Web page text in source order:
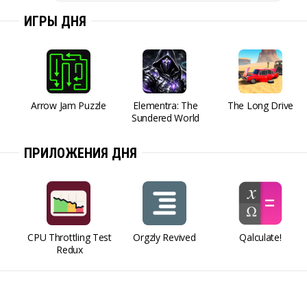
ИГРЫ ДНЯ
Arrow Jam Puzzle
Elementra: The
Sundered World
The Long Drive
ПРИЛОЖЕНИЯ ДНЯ
CPU Throttling Test
Redux
Orgzly Revived Qalculate!